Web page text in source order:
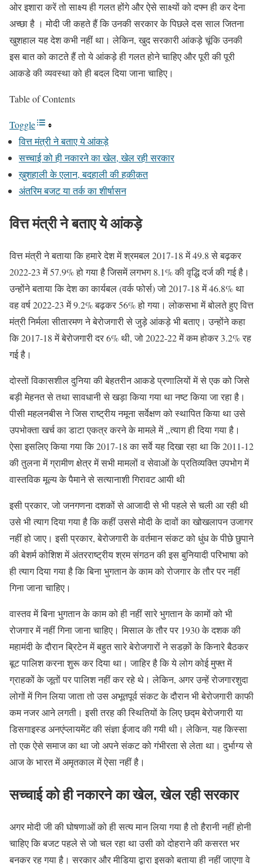
ओर इशारा करें तो साक्ष्य ही गलत होंगे और ऐसे साक्ष्यों को दफ्न ही कर देना
अच्छा है । मोदी जी कहते हैं कि उनकी सरकार के पिछले दस साल जितना
खुशहाल यह देश कभी नहीं था। लेकिन, खुद सरकारी आंकड़े चूंकि उनकी
इस बात को काटते हैं तो ये आंकड़े ही गलत होने चाहिए और पूरी की पूरी
आकडे की व्यवस्था को ही बदल दिया जाना चाहिए।
Table of Contents
Toggle
वित्त मंत्री ने बताए ये आंकड़े
सच्चाई को ही नकारने का खेल, खेल रही सरकार
ख़ुशहाली के एलान, बदहाली की हक़ीक़त
अंतरिम बजट या तर्क का शीर्षासन
वित्त मंत्री ने बताए ये आंकड़े
वित्त मंत्री ने बताया कि हमारे देश में श्रमबल 2017-18 में 49.8 से बढ़कर
2022-23 में 57.9% हो गया है जिसमें लगभग 8.1% की वृद्धि दर्ज की गई है।
उन्होंने बताया कि देश का कार्यबल (वर्क फोर्स) जो 2017-18 में 46.8% था
वह वर्ष 2022-23 में 9.2% बढ़कर 56% हो गया। लोकसभा में बोलते हुए वित्त
मंत्री निर्मला सीतारमण ने बेरोजगारी से जुड़े आंकड़े भी बताए। उन्होंने कहा
कि 2017-18 में बेरोजगारी दर 6% थी, जो 2022-22 में कम होकर 3.2% रह
गई है।
दोस्तों विकासशील दुनिया की बेहतरीन आकडे प्रणालियों में से एक को जिसे
बड़ी मेहनत से तथा सावधानी से खड़ा किया गया था नष्ट किया जा रहा है।
पीसी महलनबीस ने जिस राष्ट्रीय नमूना सर्वेक्षण को स्थापित किया था उसे
उपभोक्ता खर्च का डाटा एकत्र करने के मामले में ,,त्याग ही दिया गया है।
ऐसा इसलिए किया गया कि 2017-18 का सर्वे यह दिखा रहा था कि 2011-12
की तुलना में ग्रामीण क्षेत्र में सभी मामलों व सेवाओं के प्रतिव्यक्ति उपभोग में
वास्तविक मूल्य के पैमाने से सत्यानाशी गिरावट आयी थी
इसी प्रकार, जो जनगणना दशकों से आजादी से भी पहले से चली आ रही थी
उसे भी त्याग दिया गया है कि कहीं उससे मोदी के दावों का खोखलापन उजागर
नहीं हो जाए। इसी प्रकार, बेरोजगारी के वर्तमान संकट को धुंध के पीछे छुपाने
की बेशर्म कोशिश में अंतरराष्ट्रीय श्रम संगठन की इस बुनियादी परिभाषा को
ही त्याग दिया गया है कि बिना भुगतान के काम को रोजगार के तौर पर नहीं
गिना जाना चाहिए।
वास्तव में बिना भुगतान के काम को ही नहीं सारे भुगतान के कामों को भी
रोजगार में नहीं गिना जाना चाहिए। मिसाल के तौर पर 1930 के दशक की
महामंदी के दौरान ब्रिटेन में बहुत सारे बेरोजगारों ने सडक़ों के किनारे बैठकर
बूट पालिश करना शुरू कर दिया था। जाहिर है कि ये लोग कोई मुफ्त में
ग्राहकों के जूतों पर पालिश नहीं कर रहे थे। लेकिन, अगर उन्हें रोजगारशुदा
लोगों में गिन लिया जाता तो उस अभूतपूर्व संकट के दौरान भी बेरोजगारी काफी
कम नजर आने लगती। इसी तरह की स्थितियों के लिए छद्म बेरोजगारी या
डिसगाइस्ड अनएंप्लायमेंट की संज्ञा ईजाद की गयी थी। लेकिन, यह किस्सा
तो एक ऐसे समाज का था जो अपने संकट को गंभीरता से लेता था। दुर्भाग्य से
आज के भारत में अमृतकाल में ऐसा नहीं है।
सच्चाई को ही नकारने का खेल, खेल रही सरकार
अगर मोदी जी की घोषणाओं को ही सत्य मान लिया गया है तो हैरानी नहीं होनी
चाहिए कि बजट पहले से जो चल रहा था उसी को दोहराने की कसरत भर
बनकर रह गया है। सरकार और मीडिया द्वारा इसको बताया ही नहीं जाएगा वे